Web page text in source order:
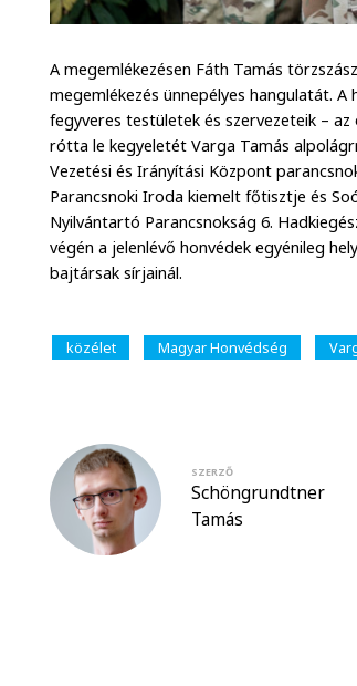
A megemlékezésen Fáth Tamás
megemlékezés ünnepélyes hangulatát.
fegyveres testületek és szervezeteik –
rótta le kegyeletét Varga Tamás
Vezetési és Irányítási Központ
Parancsnoki Iroda kiemelt főtisztje és
Nyilvántartó Parancsnokság 6.
végén a jelenlévő honvédek egyénileg
bajtársak sírjainál.
közélet Magyar Honvédség
SZERZŐ
Schöngrundtner
Tamás